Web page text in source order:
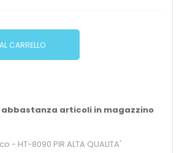
CARRELLO
abbastanza articoli in magazzino
- HT-8090 PIR ALTA QUALITA'